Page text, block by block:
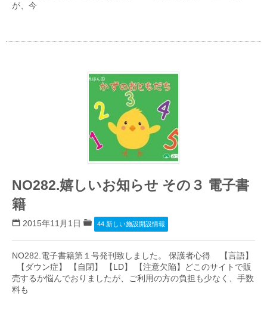
が、今
NO282.嬉しいお知らせ その３ 電子書
籍
2015年11月1日 44.新しい施設開設情報
NO282.電子書籍第１号発刊致しました。 保護者心得 【言語】
【ダウン症】 【自閉】 【LD】 【注意欠陥】どこのサイトで販
売するか悩んでおりましたが、ご利用の方の負担も少なく、手数
料も